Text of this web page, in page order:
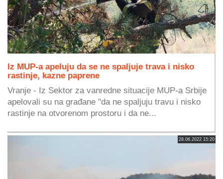
Iz MUP-a apeluju da se ne spaljuje trava i nisko
rastinje, kazne paprene
Vranje - Iz Sektor za vanredne situacije MUP-a Srbije
apelovali su na građane "da ne spaljuju travu i nisko
rastinje na otvorenom prostoru i da ne...
28.06.2022 15:20